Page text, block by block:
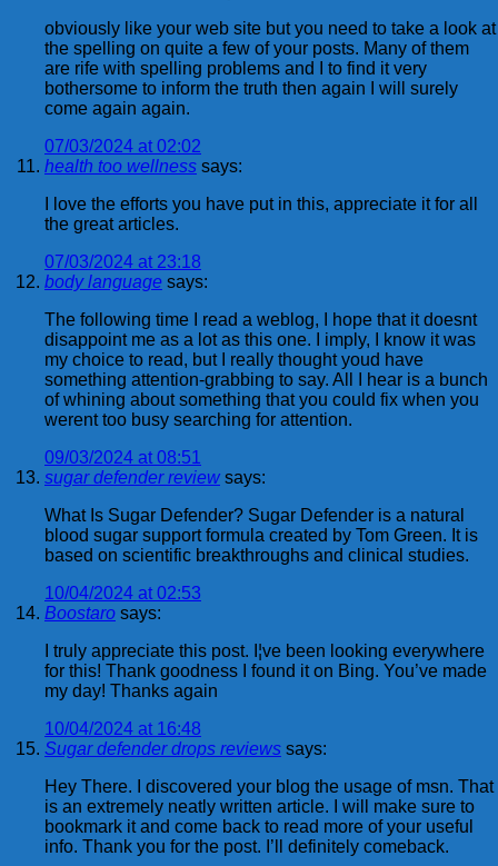
obviously like your web site but you need to take a look at
the spelling on quite a few of your posts. Many of them
are rife with spelling problems and I to find it very
bothersome to inform the truth then again I will surely
come again again.
07/03/2024 at 02:02
health too wellness says:
I love the efforts you have put in this, appreciate it for all
the great articles.
07/03/2024 at 23:18
body language says:
The following time I read a weblog, I hope that it doesnt
disappoint me as a lot as this one. I imply, I know it was
my choice to read, but I really thought youd have
something attention-grabbing to say. All I hear is a bunch
of whining about something that you could fix when you
werent too busy searching for attention.
09/03/2024 at 08:51
sugar defender review says:
What Is Sugar Defender? Sugar Defender is a natural
blood sugar support formula created by Tom Green. It is
based on scientific breakthroughs and clinical studies.
10/04/2024 at 02:53
Boostaro says:
I truly appreciate this post. I¦ve been looking everywhere
for this! Thank goodness I found it on Bing. You’ve made
my day! Thanks again
10/04/2024 at 16:48
Sugar defender drops reviews says:
Hey There. I discovered your blog the usage of msn. That
is an extremely neatly written article. I will make sure to
bookmark it and come back to read more of your useful
info. Thank you for the post. I’ll definitely comeback.